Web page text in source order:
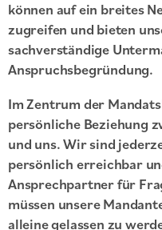
können auf ein breites
zugreifen und bieten
sachverständige
Anspruchsbegründung.
Im Zentrum der
persönliche Beziehung
und uns. Wir sind
persönlich erreichbar
Ansprechpartner für
müssen unsere
alleine gelassen zu